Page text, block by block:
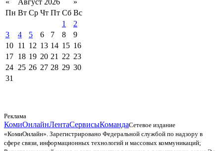
« Август 2026
»
Пн Вт Ср Чт Пт Сб Вс
1
2
3
4 5 6 7 8
9
10 11 12 13 14 15 16
17 18 19 20 21 22 23
24 25 26 27 28 29 30
31
Реклама
КомиОнлайнЛентаСервисыКомандаСетевое издание
«КомиОнлайн». Зарегистрировано Федеральной службой по надзору в
сфере связи, информационных технологий и массовых коммуникаций;